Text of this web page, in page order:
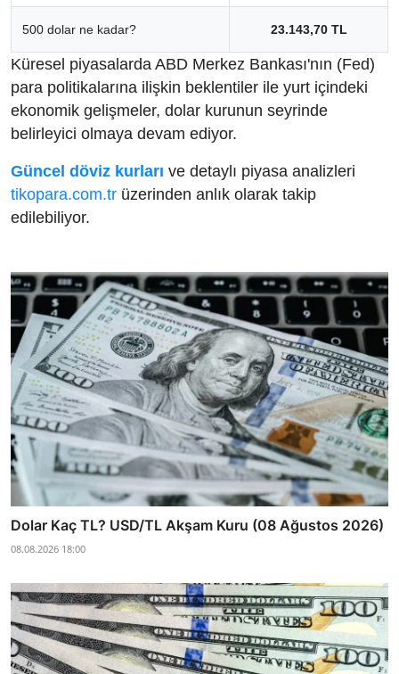
500 dolar ne kadar? 23.143,70 TL
Küresel piyasalarda ABD Merkez Bankası'nın (Fed)
para politikalarına ilişkin beklentiler ile yurt içindeki
ekonomik gelişmeler, dolar kurunun seyrinde
belirleyici olmaya devam ediyor.
Güncel döviz kurları ve detaylı piyasa analizleri
tikopara.com.tr üzerinden anlık olarak takip
edilebiliyor.
Dolar Kaç TL? USD/TL Akşam Kuru (08 Ağustos 2026)
08.08.2026 18:00